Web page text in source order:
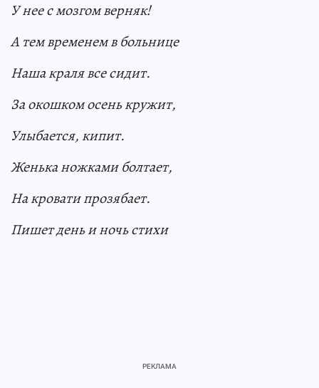
У нее с мозгом верняк!
А тем временем в больнице
Наша краля все сидит.
За окошком осень кружит,
Улыбается, кипит.
Женька ножками болтает,
На кровати прозябает.
Пишет день и ночь стихи